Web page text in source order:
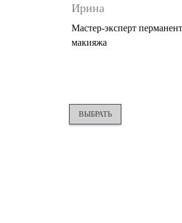
Ирина
Мастер-эксперт
макияжа
ВЫБРАТЬ